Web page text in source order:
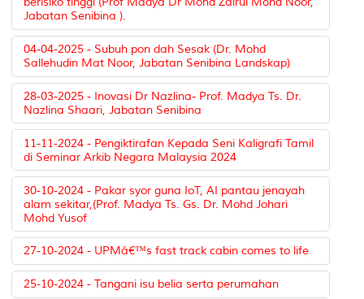
Jabatan Senibina ).
04-04-2025 - Subuh pon dah Sesak (Dr. Mohd
Sallehudin Mat Noor, Jabatan Senibina Landskap)
28-03-2025 - Inovasi Dr Nazlina- Prof. Madya Ts. Dr.
Nazlina Shaari, Jabatan Senibina
11-11-2024 - Pengiktirafan Kepada Seni Kaligrafi Tamil
di Seminar Arkib Negara Malaysia 2024
30-10-2024 - Pakar syor guna IoT, AI pantau jenayah
alam sekitar,(Prof. Madya Ts. Gs. Dr. Mohd Johari
Mohd Yusof
27-10-2024 - UPMâ€™s fast track cabin comes to life
25-10-2024 - Tangani isu belia serta perumahan